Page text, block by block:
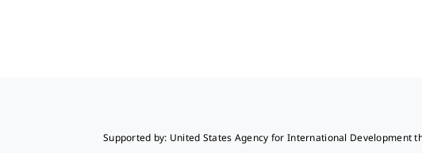
Supported by: United States Agency for International Development